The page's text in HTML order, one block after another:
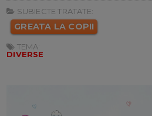
SUBIECTE TRATATE:
GREATA LA COPII
TEMA:
DIVERSE